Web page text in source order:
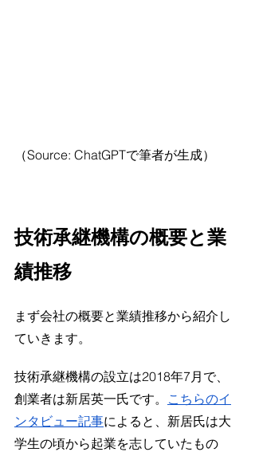
（Source: ChatGPTで筆者が生成）
技術承継機構の概要と業
績推移
まず会社の概要と業績推移から紹介し
ていきます。
技術承継機構の設立は2018年7月で、
創業者は新居英一氏です。 こちらのイ
ンタビュー記事によると、新居氏は大
学生の頃から起業を志していたもの